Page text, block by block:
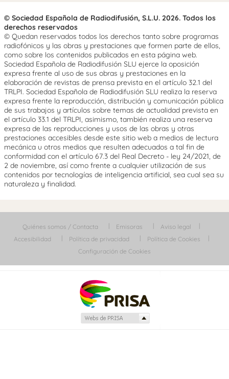
© Sociedad Española de Radiodifusión, S.L.U. 2026. Todos los
derechos reservados
© Quedan reservados todos los derechos tanto sobre programas
radiofónicos y las obras y prestaciones que formen parte de ellos,
como sobre los contenidos publicados en esta página web.
Sociedad Española de Radiodifusión SLU ejerce la oposición
expresa frente al uso de sus obras y prestaciones en la
elaboración de revistas de prensa prevista en el artículo 32.1 del
TRLPI. Sociedad Española de Radiodifusión SLU realiza la reserva
expresa frente la reproducción, distribución y comunicación pública
de sus trabajos y artículos sobre temas de actualidad prevista en
el artículo 33.1 del TRLPI, asimismo, también realiza una reserva
expresa de las reproducciones y usos de las obras y otras
prestaciones accesibles desde este sitio web a medios de lectura
mecánica u otros medios que resulten adecuados a tal fin de
conformidad con el artículo 67.3 del Real Decreto - ley 24/2021, de
2 de noviembre, así como frente a cualquier utilización de sus
contenidos por tecnologías de inteligencia artificial, sea cual sea su
naturaleza y finalidad.
Quiénes somos / Contacta Emisoras
Aviso legal
Accesibilidad
Política de privacidad
Política de Cookies
Configuración de Cookies